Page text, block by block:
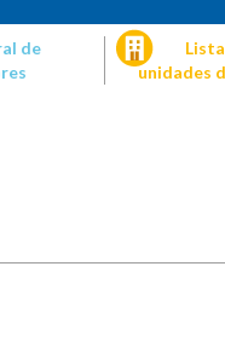
de
unidades